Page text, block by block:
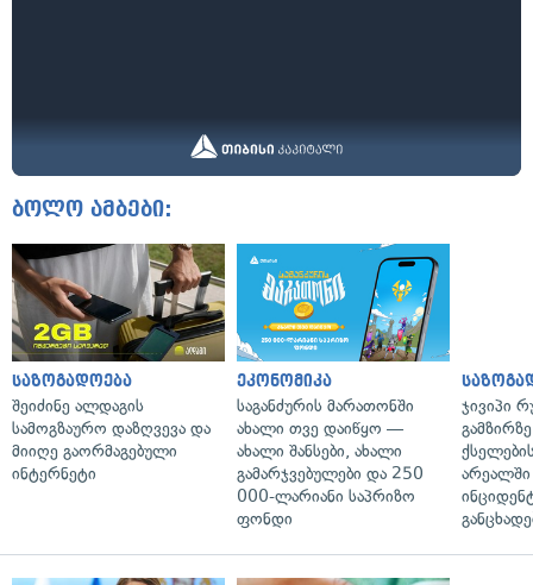
ბოლო ამბები:
საზოგადოება
შეიძინე ალდაგის
სამოგზაურო დაზღვევა და
მიიღე გაორმაგებული
ინტერნეტი
ეკონომიკა
საგანძურის მარათონში
ახალი თვე დაიწყო —
ახალი შანსები, ახალი
გამარჯვებულები და 250
000-ლარიანი საპრიზო
ფონდი
ჯივიპი